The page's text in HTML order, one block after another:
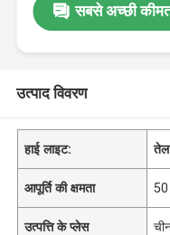
सबसे अच्छी
उत्पाद विवरण
हाई लाइट: तेल
आपूर्ति की क्षमता 50
उत्पत्ति के प्लेस